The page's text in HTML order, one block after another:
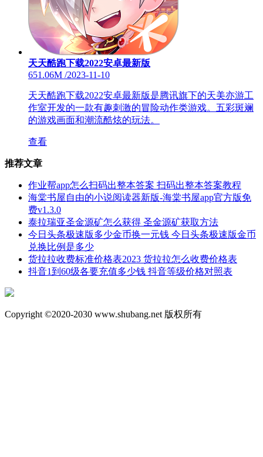
天天酷跑下载2022安卓最新版
651.06M /2023-11-10
天天酷跑下载2022安卓最新版是腾讯旗下的天美亦游工
作室开发的一款有趣刺激的冒险动作类游戏。五彩斑斓
的游戏画面和潮流酷炫的玩法。
查看
推荐文章
作业帮app怎么扫码出整本答案 扫码出整本答案教程
海棠书屋自由的小说阅读器新版-海棠书屋app官方版免
费v1.3.0
泰拉瑞亚圣金源矿怎么获得 圣金源矿获取方法
今日头条极速版多少金币换一元钱 今日头条极速版金币
兑换比例是多少
货拉拉收费标准价格表2023 货拉拉怎么收费价格表
抖音1到60级各要充值多少钱 抖音等级价格对照表
Copyright ©2020-2030 www.shubang.net 版权所有